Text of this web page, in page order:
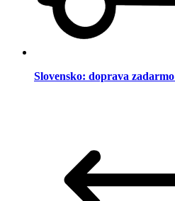
Slovensko: doprava zadarmo